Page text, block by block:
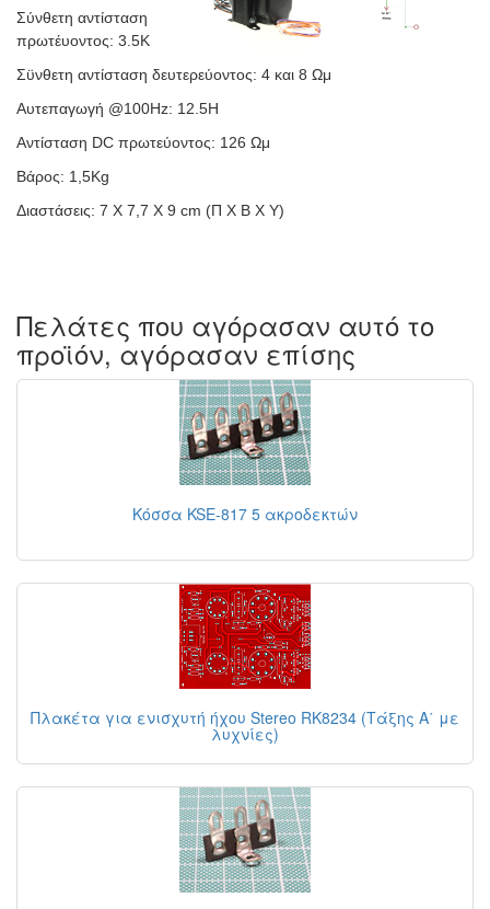
Σύνθετη αντίσταση
πρωτέυοντος: 3.5Κ
Σϋνθετη αντίσταση δευτερεύοντος: 4 και 8 Ωμ
Αυτεπαγωγή @100Hz: 12.5H
Αντίσταση DC πρωτεύοντος: 126 Ωμ
Βάρος: 1,5Kg
Διαστάσεις: 7 Χ 7,7 Χ 9 cm (Π Χ Β Χ Υ)
Πελάτες που αγόρασαν αυτό το
προϊόν, αγόρασαν επίσης
Κόσσα KSE-817 5 ακροδεκτών
Πλακέτα για ενισχυτή ήχου Stereo RK8234 (Τάξης Α΄ με
λυχνίες)